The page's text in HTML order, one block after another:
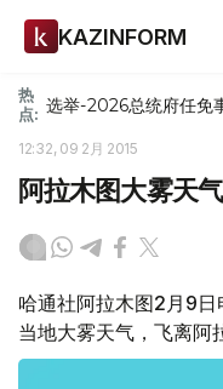
KAZINFORM
热
点: 选举-2026总统府任免
12:32, 09 2月 2015
阿拉木图大雾天
哈通社阿拉木图2月9
当地大雾天气，飞离阿